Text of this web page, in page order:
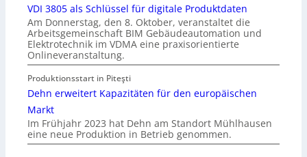
VDI 3805 als Schlüssel für digitale Produktdaten
Am Donnerstag, den 8. Oktober, veranstaltet die
Arbeitsgemeinschaft BIM Gebäudeautomation und
Elektrotechnik im VDMA eine praxisorientierte
Onlineveranstaltung.
Produktionsstart in Piteşti
Dehn erweitert Kapazitäten für den europäischen
Markt
Im Frühjahr 2023 hat Dehn am Standort Mühlhausen
eine neue Produktion in Betrieb genommen.